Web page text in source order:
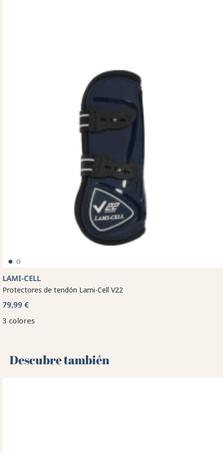
LAMI-CELL
Protectores de tendón Lami-Cell V22
79,99 €
3 colores
Descubre también 🌻